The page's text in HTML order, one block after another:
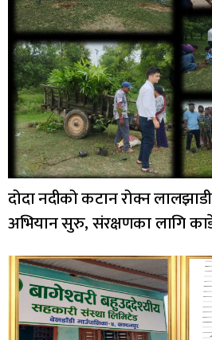
दोदा नदीको कटान रोक्न
अभियान सुरु, संरक्षणका लागि